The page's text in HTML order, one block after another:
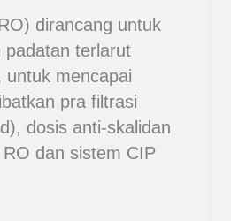
dirancang untuk
padatan terlarut
mencapai
pra filtrasi
dosis anti-skalidan
dan sistem CIP